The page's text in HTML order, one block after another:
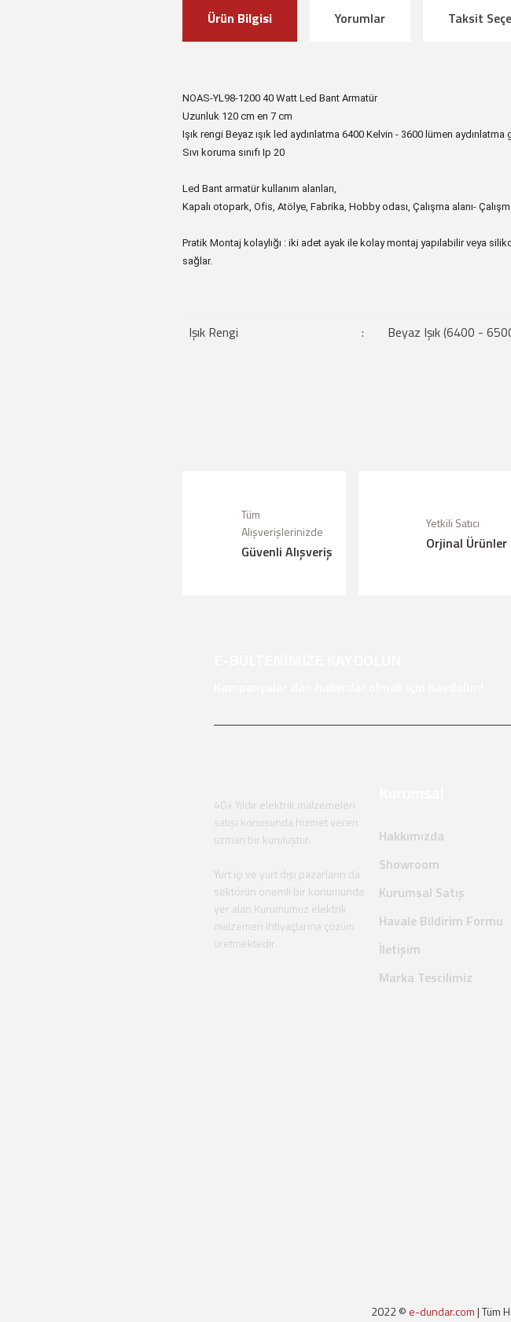
Ürün Bilgisi Yorumlar Taksit
NOAS-YL98-1200 40 Watt Led Bant Armatür
Uzunluk 120 cm en 7 cm
Işık rengi Beyaz ışık led aydınlatma 6400 Kelvin - 3600 lümen aydınlatma
Sıvı koruma sınıfı Ip 20
Led Bant armatür kullanım alanları,
Kapalı otopark, Ofis, Atölye, Fabrika, Hobby odası, Çalışma alanı-
Pratik Montaj kolaylığı : iki adet ayak ile kolay montaj yapılabilir veya
sağlar.
Işık Rengi : Beyaz Işık (6400 -
Ürün bilgilerinde hatalar bulunuyor.
Ürün fiyatı diğer sitelerden daha pahalı.
Tüm
Alışverişlerinizde
Güvenli Alışveriş
Yetkili Satıcı
Orjinal Ürünler
40+ Yıldır elektrik malzemeleri
satışı konusunda hizmet veren
uzman bir kuruluştur.
Yurt içi ve yurt dışı pazarların da
sektörün önemli bir konumunda
yer alan Kurumumuz elektrik
malzemeri ihtiyaçlarına çözüm
üretmektedir.
Hakkımızda
Showroom
Kurumsal Satış
Havale Bildirim Formu
İletişim
Marka Tescilimiz
2022 © e-dundar.com| Tüm